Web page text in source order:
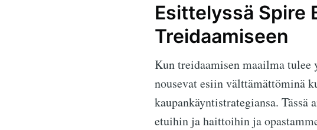
Esittelyssä Spire
Treidaamiseen
Kun treidaamisen maailma
nousevat esiin välttämättöminä
kaupankäyntistrategiansa. Tässä
etuihin ja haittoihin ja